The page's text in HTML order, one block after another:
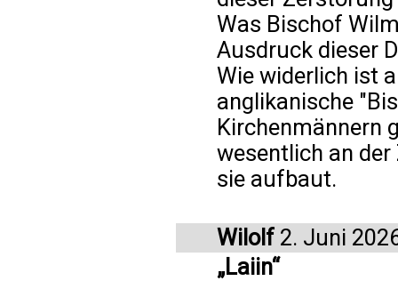
Was Bischof
Ausdruck dieser
Wie widerlich ist
anglikanische
Kirchenmännern
wesentlich an
sie aufbaut.
Wilolf 2. Juni
„Laiin“